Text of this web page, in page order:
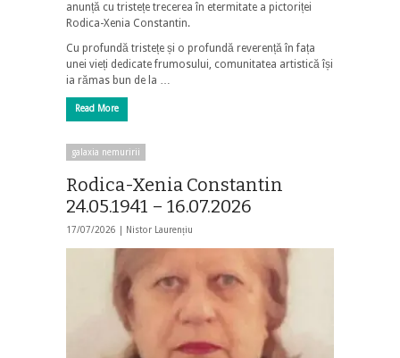
anunță cu tristețe trecerea în etermitate a pictoriței
Rodica-Xenia Constantin.
Cu profundă tristețe și o profundă reverență în fața
unei vieți dedicate frumosului, comunitatea artistică își
ia rămas bun de la …
Read More
galaxia nemuririi
Rodica-Xenia Constantin
24.05.1941 – 16.07.2026
17/07/2026 | Nistor Laurențiu